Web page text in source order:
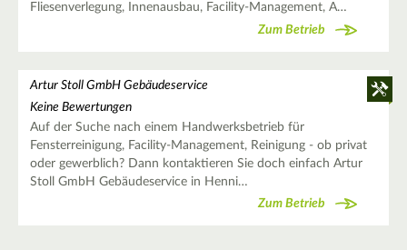
Fliesenverlegung, Innenausbau, Facility-Management, A…
Zum Betrieb
Artur Stoll GmbH Gebäudeservice
Keine Bewertungen
Auf der Suche nach einem Handwerksbetrieb für
Fensterreinigung, Facility-Management, Reinigung - ob privat
oder gewerblich? Dann kontaktieren Sie doch einfach Artur
Stoll GmbH Gebäudeservice in Henni…
Zum Betrieb